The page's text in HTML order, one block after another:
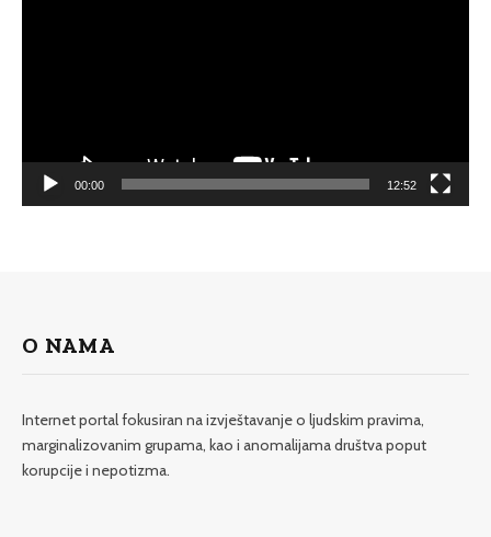
00:00 12:52
O NAMA
Internet portal fokusiran na izvještavanje o ljudskim pravima,
marginalizovanim grupama, kao i anomalijama društva poput
korupcije i nepotizma.